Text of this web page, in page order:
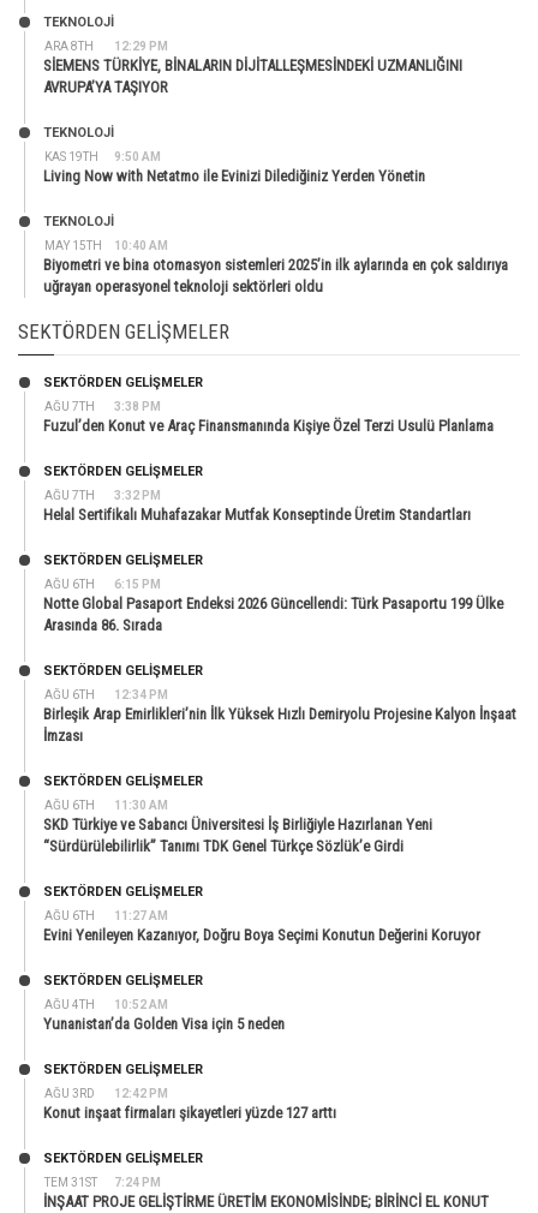
ARA 8TH 12:29 PM
TEKNOLOJİ
SİEMENS TÜRKİYE, BİNALARIN DİJİTALLEŞMESİNDEKİ UZMANLIĞINI
AVRUPA’YA TAŞIYOR
KAS 19TH 9:50 AM
TEKNOLOJİ
Living Now with Netatmo ile Evinizi Dilediğiniz Yerden Yönetin
MAY 15TH 10:40 AM
TEKNOLOJİ
Biyometri ve bina otomasyon sistemleri 2025’in ilk aylarında en çok saldırıya
uğrayan operasyonel teknoloji sektörleri oldu
SEKTÖRDEN GELIŞMELER
AĞU 7TH 3:38 PM
SEKTÖRDEN GELIŞMELER
Fuzul’den Konut ve Araç Finansmanında Kişiye Özel Terzi Usulü Planlama
AĞU 7TH 3:32 PM
SEKTÖRDEN GELIŞMELER
Helal Sertifikalı Muhafazakar Mutfak Konseptinde Üretim Standartları
AĞU 6TH 6:15 PM
SEKTÖRDEN GELIŞMELER
Notte Global Pasaport Endeksi 2026 Güncellendi: Türk Pasaportu 199 Ülke
Arasında 86. Sırada
AĞU 6TH 12:34 PM
SEKTÖRDEN GELIŞMELER
Birleşik Arap Emirlikleri’nin İlk Yüksek Hızlı Demiryolu Projesine Kalyon İnşaat
İmzası
AĞU 6TH 11:30 AM
SEKTÖRDEN GELIŞMELER
SKD Türkiye ve Sabancı Üniversitesi İş Birliğiyle Hazırlanan Yeni
“Sürdürülebilirlik” Tanımı TDK Genel Türkçe Sözlük’e Girdi
AĞU 6TH 11:27 AM
SEKTÖRDEN GELIŞMELER
Evini Yenileyen Kazanıyor, Doğru Boya Seçimi Konutun Değerini Koruyor
AĞU 4TH 10:52 AM
SEKTÖRDEN GELIŞMELER
Yunanistan’da Golden Visa için 5 neden
AĞU 3RD 12:42 PM
SEKTÖRDEN GELIŞMELER
Konut inşaat firmaları şikayetleri yüzde 127 arttı
TEM 31ST 7:24 PM
SEKTÖRDEN GELIŞMELER
İNŞAAT PROJE GELİŞTİRME ÜRETİM EKONOMİSİNDE; BİRİNCİ EL KONUT